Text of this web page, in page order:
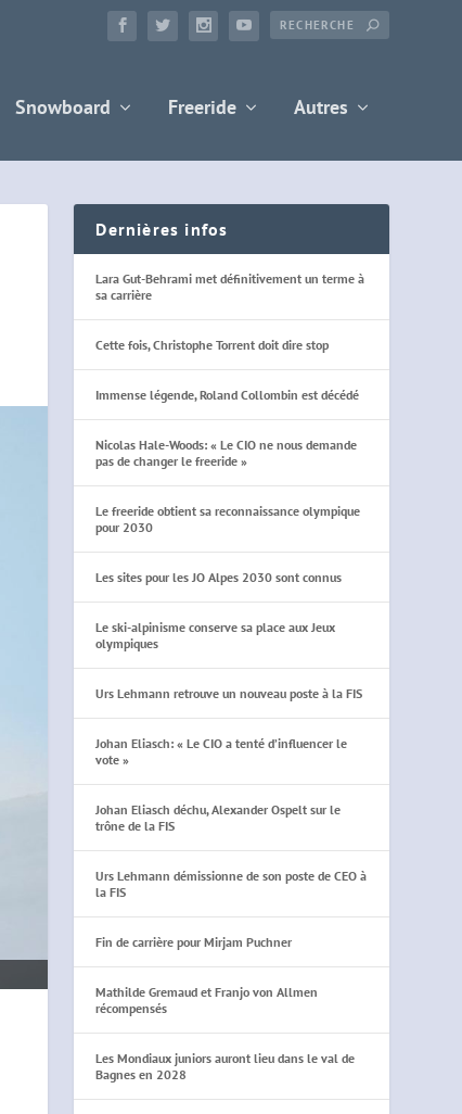
Snowboard Freeride Autres
Dernières infos
Lara Gut-Behrami met définitivement un terme à
sa carrière
Cette fois, Christophe Torrent doit dire stop
Immense légende, Roland Collombin est décédé
Nicolas Hale-Woods: « Le CIO ne nous demande
pas de changer le freeride »
Le freeride obtient sa reconnaissance olympique
pour 2030
Les sites pour les JO Alpes 2030 sont connus
Le ski-alpinisme conserve sa place aux Jeux
olympiques
Urs Lehmann retrouve un nouveau poste à la FIS
Johan Eliasch: « Le CIO a tenté d’influencer le
vote »
Johan Eliasch déchu, Alexander Ospelt sur le
trône de la FIS
Urs Lehmann démissionne de son poste de CEO à
la FIS
Fin de carrière pour Mirjam Puchner
Mathilde Gremaud et Franjo von Allmen
récompensés
Les Mondiaux juniors auront lieu dans le val de
Bagnes en 2028